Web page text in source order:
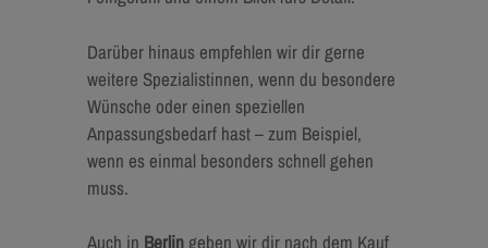
Darüber hinaus empfehlen wir dir gerne
weitere Spezialistinnen, wenn du besondere
Wünsche oder einen speziellen
Anpassungsbedarf hast – zum Beispiel,
wenn es einmal besonders schnell gehen
muss.
Auch in Berlin geben wir dir nach dem Kauf